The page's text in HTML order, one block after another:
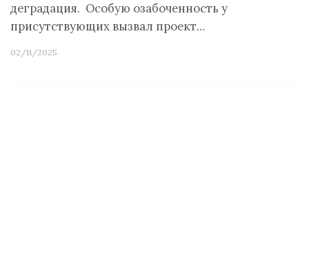
деградация. Особую озабоченность у
присутствующих вызвал проект…
02/11/2025